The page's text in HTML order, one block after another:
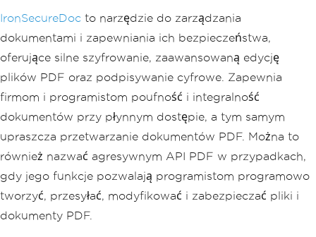
IronSecureDoc to narzędzie do zarządzania
dokumentami i zapewniania ich bezpieczeństwa,
oferujące silne szyfrowanie, zaawansowaną edycję
plików PDF oraz podpisywanie cyfrowe. Zapewnia
firmom i programistom poufność i integralność
dokumentów przy płynnym dostępie, a tym samym
upraszcza przetwarzanie dokumentów PDF. Można to
również nazwać agresywnym API PDF w przypadkach,
gdy jego funkcje pozwalają programistom programowo
tworzyć, przesyłać, modyfikować i zabezpieczać pliki i
dokumenty PDF.